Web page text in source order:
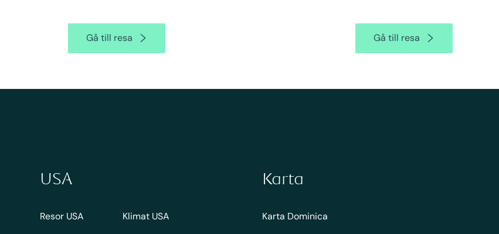
Gå till resa Gå till resa
USA
Resor USA Klimat USA
Karta
Karta Dominica